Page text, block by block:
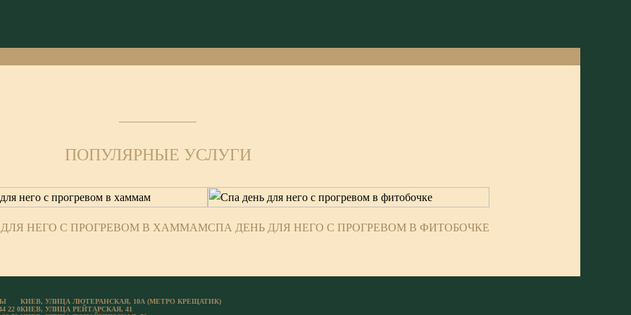
ПОПУЛЯРНЫЕ УСЛУГИ
НЕГО С ПРОГРЕВОМ В ХАММАМСПА ДЕНЬ ДЛЯ НЕГО С ПРОГРЕВОМ В ФИТОБОЧКЕ
22 0
КИЕВ, УЛИЦА ЛЮТЕРАНСКАЯ, 10А (МЕТРО КРЕЩАТИК)
КИЕВ, УЛИЦА РЕЙТАРСКАЯ, 41